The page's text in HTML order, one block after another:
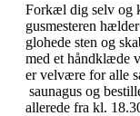
Forkæl dig selv og
gusmesteren
glohede sten og
med et håndklæde
er velvære for alle
saunagus og
allerede fra kl.